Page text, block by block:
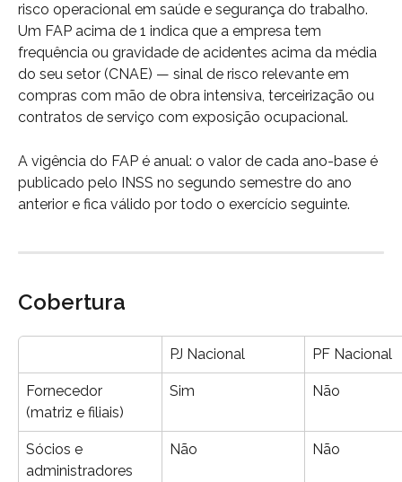
risco operacional em saúde e segurança do trabalho.
Um FAP acima de 1 indica que a empresa tem
frequência ou gravidade de acidentes acima da média
do seu setor (CNAE) — sinal de risco relevante em
compras com mão de obra intensiva, terceirização ou
contratos de serviço com exposição ocupacional.
A vigência do FAP é anual: o valor de cada ano-base é
publicado pelo INSS no segundo semestre do ano
anterior e fica válido por todo o exercício seguinte.
Cobertura
PJ Nacional PF Nacional
Fornecedor
(matriz e filiais)
Sim Não
Sócios e
administradores
Não Não